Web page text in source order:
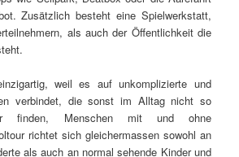
Zusätzlich besteht eine Spielwerkstatt,
als auch der Öffentlichkeit die
weil es auf unkomplizierte und
verbindet, die sonst im Alltag nicht so
finden, Menschen mit und ohne
richtet sich gleichermassen sowohl an
als auch an normal sehende Kinder und